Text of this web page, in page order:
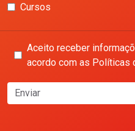
Cursos
Aceito receber
acordo com as Políticas
Enviar